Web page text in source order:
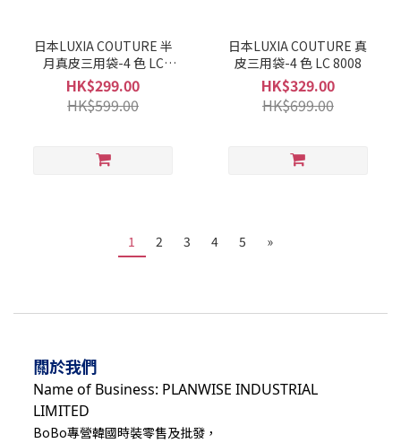
日本LUXIA COUTURE 半
月真皮三用袋-4 色 LC
8009
HK$299.00
HK$599.00
日本LUXIA COUTURE 真
皮三用袋-4 色 LC 8008
HK$329.00
HK$699.00
1 2 3 4 5 »
關於我們
Name of Business: PLANWISE INDUSTRIAL
LIMITED
BoBo專營韓國時裝零售及批發，